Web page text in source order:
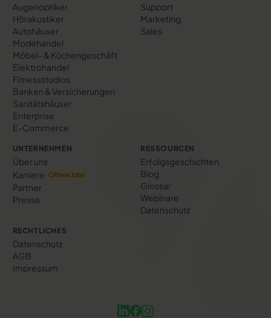
Augenoptiker
Hörakustiker
Autohäuser
Modehandel
Möbel- & Küchengeschäft
Elektrohandel
Fitnessstudios
Banken & Versicherungen
Sanitätshäuser
Enterprise
E-Commerce
Support
Marketing
Sales
UNTERNEHMEN
Über uns
Karriere
Offene Jobs
Partner
Presse
RESSOURCEN
Erfolgs­geschichten
Blog
Glossar
Webinare
Datenschutz
RECHTLICHES
Datenschutz
AGB
Impressum